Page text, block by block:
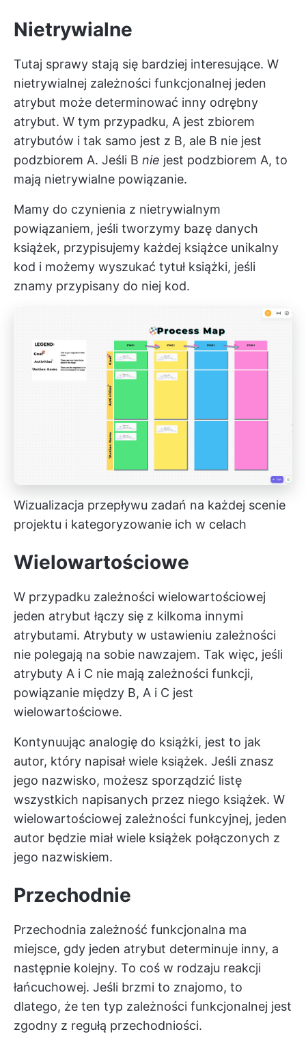
Nietrywialne
Tutaj sprawy stają się bardziej interesujące. W
nietrywialnej zależności funkcjonalnej jeden
atrybut może determinować inny odrębny
atrybut. W tym przypadku, A jest zbiorem
atrybutów i tak samo jest z B, ale B nie jest
podzbiorem A. Jeśli B nie jest podzbiorem A, to
mają nietrywialne powiązanie.
Mamy do czynienia z nietrywialnym
powiązaniem, jeśli tworzymy bazę danych
książek, przypisujemy każdej książce unikalny
kod i możemy wyszukać tytuł książki, jeśli
znamy przypisany do niej kod.
Wizualizacja przepływu zadań na każdej scenie
projektu i kategoryzowanie ich w celach
Wielowartościowe
W przypadku zależności wielowartościowej
jeden atrybut łączy się z kilkoma innymi
atrybutami. Atrybuty w ustawieniu zależności
nie polegają na sobie nawzajem. Tak więc, jeśli
atrybuty A i C nie mają zależności funkcji,
powiązanie między B, A i C jest
wielowartościowe.
Kontynuując analogię do książki, jest to jak
autor, który napisał wiele książek. Jeśli znasz
jego nazwisko, możesz sporządzić listę
wszystkich napisanych przez niego książek. W
wielowartościowej zależności funkcyjnej, jeden
autor będzie miał wiele książek połączonych z
jego nazwiskiem.
Przechodnie
Przechodnia zależność funkcjonalna ma
miejsce, gdy jeden atrybut determinuje inny, a
następnie kolejny. To coś w rodzaju reakcji
łańcuchowej. Jeśli brzmi to znajomo, to
dlatego, że ten typ zależności funkcjonalnej jest
zgodny z regułą przechodniości.